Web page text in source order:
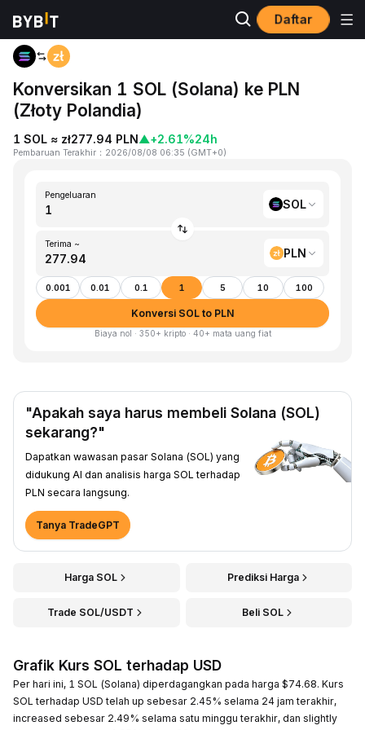
Daftar
Beranda
Konversikan 1 SOL (Solana) ke PLN
(Złoty Polandia)
1 SOL ≈ zł277.94 PLN▲+2.61%24h
Pembaruan Terakhir ： 2026/08/08 06:35 (GMT+0)
Pengeluaran
SOL
Terima ~
PLN
0.001 0.01 0.1 1 5 10 100
Konversi SOL to PLN
Biaya nol · 350+ kripto · 40+ mata uang fiat
"Apakah saya harus membeli Solana (SOL)
sekarang?"
Dapatkan wawasan pasar Solana (SOL) yang
didukung AI dan analisis harga SOL terhadap
PLN secara langsung.
Tanya TradeGPT
Harga SOL Prediksi Harga
Trade SOL/USDT Beli SOL
Grafik Kurs SOL terhadap USD
Per hari ini, 1 SOL (Solana) diperdagangkan pada harga $74.68. Kurs
SOL terhadap USD telah up sebesar 2.45% selama 24 jam terakhir,
increased sebesar 2.49% selama satu minggu terakhir, dan slightly